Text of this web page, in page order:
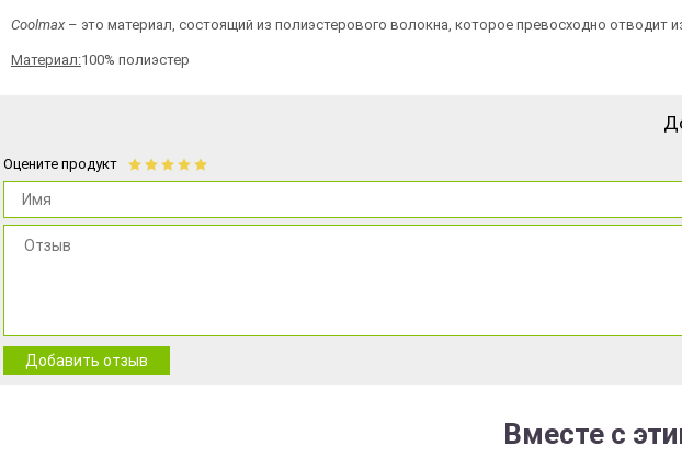
Coolmax – это материал, состоящий из полиэстерового волокна, которое превосходно отводит
Материал:100% полиэстер
Оцените продукт
Добавить отзыв
Вместе с